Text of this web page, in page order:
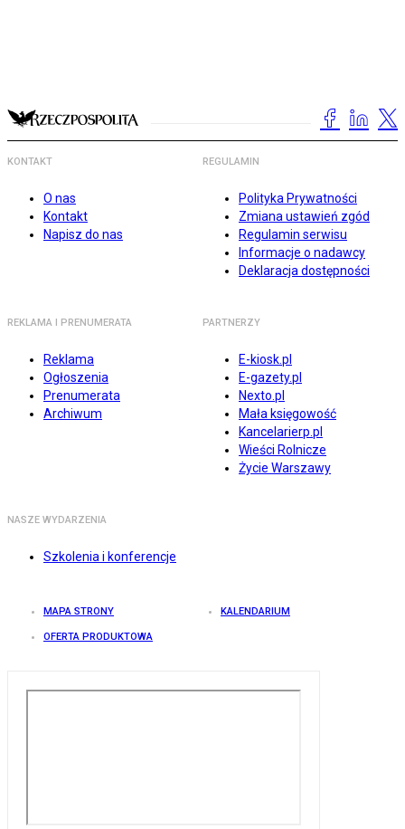
KONTAKT
O nas
Kontakt
Napisz do nas
REGULAMIN
Polityka Prywatności
Zmiana ustawień zgód
Regulamin serwisu
Informacje o nadawcy
Deklaracja dostępności
REKLAMA I PRENUMERATA
Reklama
Ogłoszenia
Prenumerata
Archiwum
PARTNERZY
E-kiosk.pl
E-gazety.pl
Nexto.pl
Mała księgowość
Kancelarierp.pl
Wieści Rolnicze
Życie Warszawy
NASZE WYDARZENIA
Szkolenia i konferencje
MAPA STRONY KALENDARIUM
OFERTA PRODUKTOWA